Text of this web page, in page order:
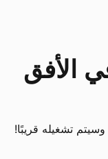
الأفق
تشغيله قريبًا!